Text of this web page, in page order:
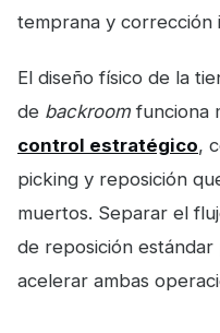
temprana y corrección
El diseño físico de la
de backroom funciona
control estratégico,
picking y reposición
muertos. Separar el
de reposición
acelerar ambas